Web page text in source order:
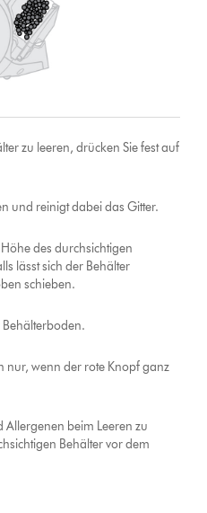
zu leeren, drücken Sie fest auf
und reinigt dabei das Gitter.
des durchsichtigen
lässt sich der Behälter
schieben.
nur, wenn der rote Knopf ganz
Allergenen beim Leeren zu
Behälter vor dem